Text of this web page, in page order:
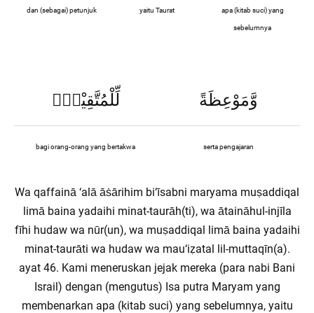
dan (sebagai) petunjuk yaitu Taurat apa (kitab suci) yang
sebelumnya
لِّلْمُتَّقِيْنَۗ وَّمَوْعِظَةً
bagi orang-orang yang bertakwa serta pengajaran
Wa qaffainā ‘alā āṡārihim bi‘īsabni maryama muṣaddiqal
limā baina yadaihi minat-taurāh(ti), wa ātaināhul-injīla
fīhi hudaw wa nūr(un), wa muṣaddiqal limā baina yadaihi
minat-taurāti wa hudaw wa mau‘iẓatal lil-muttaqīn(a).
ayat 46. Kami meneruskan jejak mereka (para nabi Bani
Israil) dengan (mengutus) Isa putra Maryam yang
membenarkan apa (kitab suci) yang sebelumnya, yaitu